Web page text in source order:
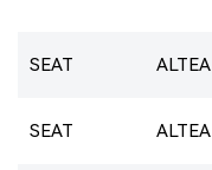
SEAT ALTEA
SEAT ALTEA